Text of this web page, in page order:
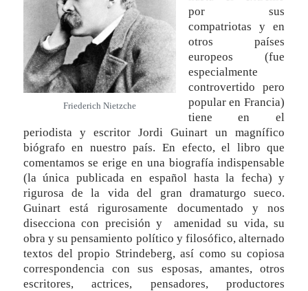
Friederich Nietzche
por sus
compatriotas y en
otros países
europeos (fue
especialmente
controvertido pero
popular en Francia)
tiene en el
periodista y escritor Jordi Guinart un magnífico
biógrafo en nuestro país. En efecto, el libro que
comentamos se erige en una biografía indispensable
(la única publicada en español hasta la fecha) y
rigurosa de la vida del gran dramaturgo sueco.
Guinart está rigurosamente documentado y nos
disecciona con precisión y amenidad su vida, su
obra y su pensamiento político y filosófico, alternado
textos del propio Strindeberg, así como su copiosa
correspondencia con sus esposas, amantes, otros
escritores, actrices, pensadores, productores